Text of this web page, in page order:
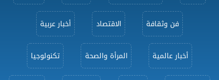
فن وثقافة الاقتصاد أخبار عربية
أخبار عالمية المرأة والصحة تكنولوجيا